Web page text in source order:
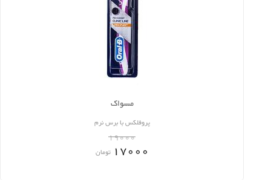
مسواک
پروفلکس با برس نرم
19000
17000 تومان